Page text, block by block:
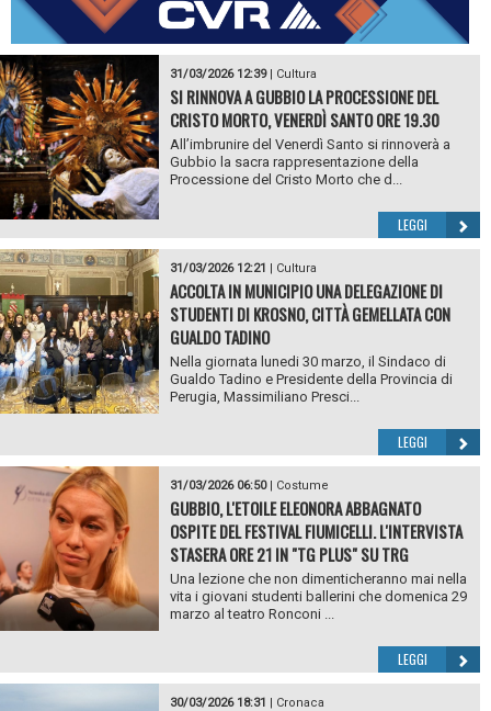
31/03/2026 12:39| Cultura
SI RINNOVA A GUBBIO LA PROCESSIONE DEL
CRISTO MORTO, VENERDÌ SANTO ORE 19.30
All’imbrunire del Venerdì Santo si rinnoverà a
Gubbio la sacra rappresentazione della
Processione del Cristo Morto che d...
LEGGI
31/03/2026 12:21 | Cultura
ACCOLTA IN MUNICIPIO UNA DELEGAZIONE DI
STUDENTI DI KROSNO, CITTÀ GEMELLATA CON
GUALDO TADINO
Nella giornata lunedi 30 marzo, il Sindaco di
Gualdo Tadino e Presidente della Provincia di
Perugia, Massimiliano Presci...
LEGGI
31/03/2026 06:50| Costume
GUBBIO, L'ETOILE ELEONORA ABBAGNATO
OSPITE DEL FESTIVAL FIUMICELLI. L'INTERVISTA
STASERA ORE 21 IN "TG PLUS" SU TRG
Una lezione che non dimenticheranno mai nella
vita i giovani studenti ballerini che domenica 29
marzo al teatro Ronconi ...
LEGGI
30/03/2026 18:31 | Cronaca